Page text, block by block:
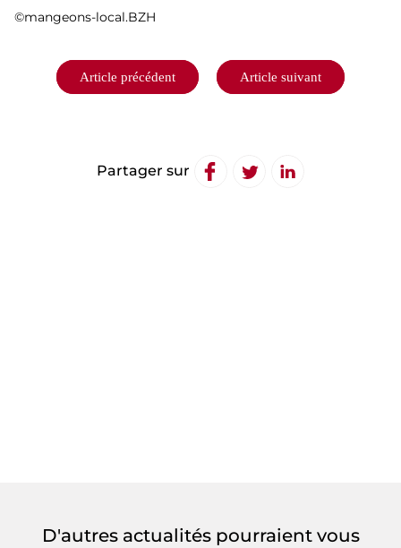
©mangeons-local.BZH
Navigation
Article précédent Article suivant
Partager sur
D'autres actualités pourraient vous